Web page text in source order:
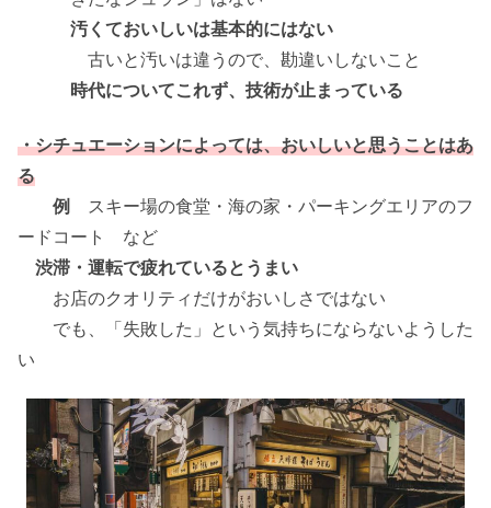
汚くておいしいは基本的にはない
古いと汚いは違うので、勘違いしないこと
時代についてこれず、技術が止まっている
・シチュエーションによっては、おいしいと思うことはあ
る
例 スキー場の食堂・海の家・パーキングエリアのフ
ードコート など
渋滞・運転で疲れているとうまい
お店のクオリティだけがおいしさではない
でも、「失敗した」という気持ちにならないようした
い